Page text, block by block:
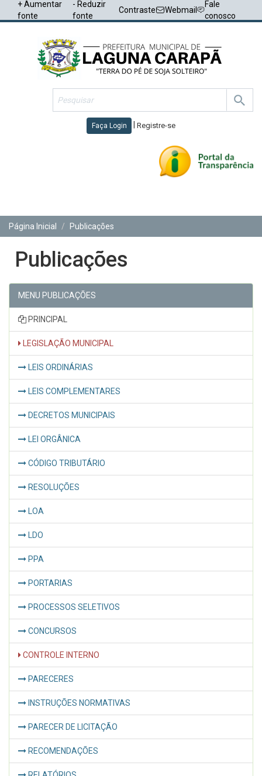
+ Aumentar
fonte
- Reduzir
fonte
Contraste Webmail
Fale
conosco
Faça Login Registre-se
Página Inicial
Publicações
Publicações
MENU PUBLICAÇÕES
PRINCIPAL
LEGISLAÇÃO MUNICIPAL
LEIS ORDINÁRIAS
LEIS COMPLEMENTARES
DECRETOS MUNICIPAIS
LEI ORGÂNICA
CÓDIGO TRIBUTÁRIO
RESOLUÇÕES
LOA
LDO
PPA
PORTARIAS
PROCESSOS SELETIVOS
CONCURSOS
CONTROLE INTERNO
PARECERES
INSTRUÇÕES NORMATIVAS
PARECER DE LICITAÇÃO
RECOMENDAÇÕES